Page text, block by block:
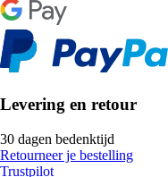
Levering en retour
30 dagen bedenktijd
Retourneer je bestelling
Trustpilot